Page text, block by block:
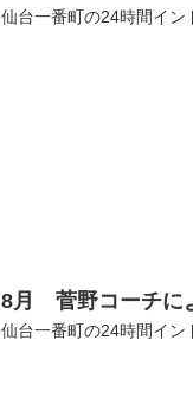
仙台一番町の24時間イ
8月 菅野コーチに
仙台一番町の24時間イン